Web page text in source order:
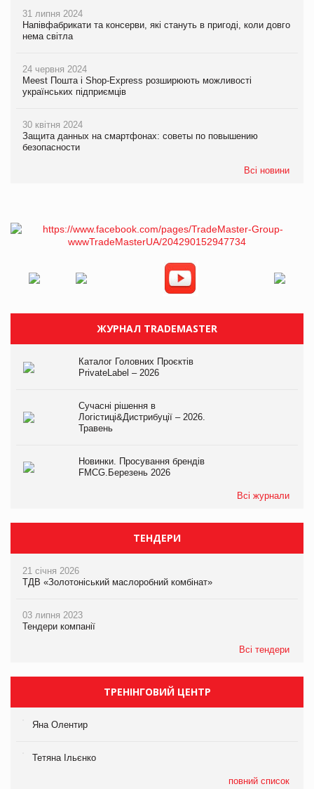
31 липня 2024
Напівфабрикати та консерви, які стануть в пригоді, коли довго
нема світла
24 червня 2024
Meest Пошта і Shop-Express розширюють можливості
українських підприємців
30 квітня 2024
Защита данных на смартфонах: советы по повышению
безопасности
Всі новини
ЖУРНАЛ TRADEMASTER
Каталог Головних Проєктів
PrivateLabel – 2026
Сучасні рішення в
Логістиці&Дистрибуції – 2026.
Травень
Новинки. Просування брендів
FMCG.Березень 2026
Всі журнали
ТЕНДЕРИ
21 січня 2026
ТДВ «Золотоніський маслоробний комбінат»
03 липня 2023
Тендери компанії
Всі тендери
ТРЕНІНГОВИЙ ЦЕНТР
Яна Олентир
Тетяна Ільєнко
повний список